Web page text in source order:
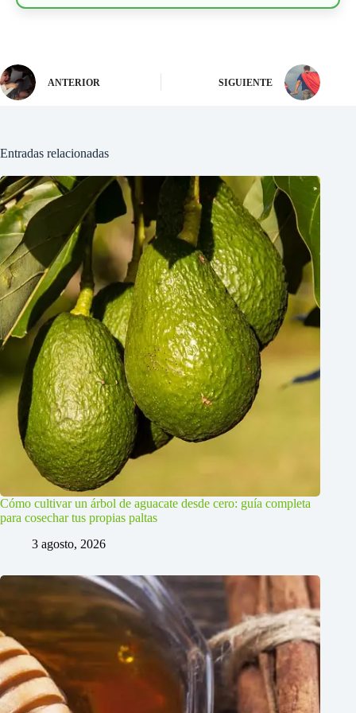
ANTERIOR SIGUIENTE
Entradas relacionadas
Cómo cultivar un árbol de aguacate desde cero: guía completa
para cosechar tus propias paltas
3 agosto, 2026